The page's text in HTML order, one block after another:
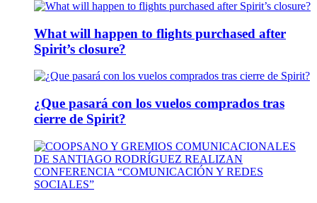
What will happen to flights purchased after
Spirit’s closure?
¿Que pasará con los vuelos comprados tras
cierre de Spirit?